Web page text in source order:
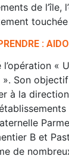
de l’île,
:
l’opération «
Son
à la
B et
de